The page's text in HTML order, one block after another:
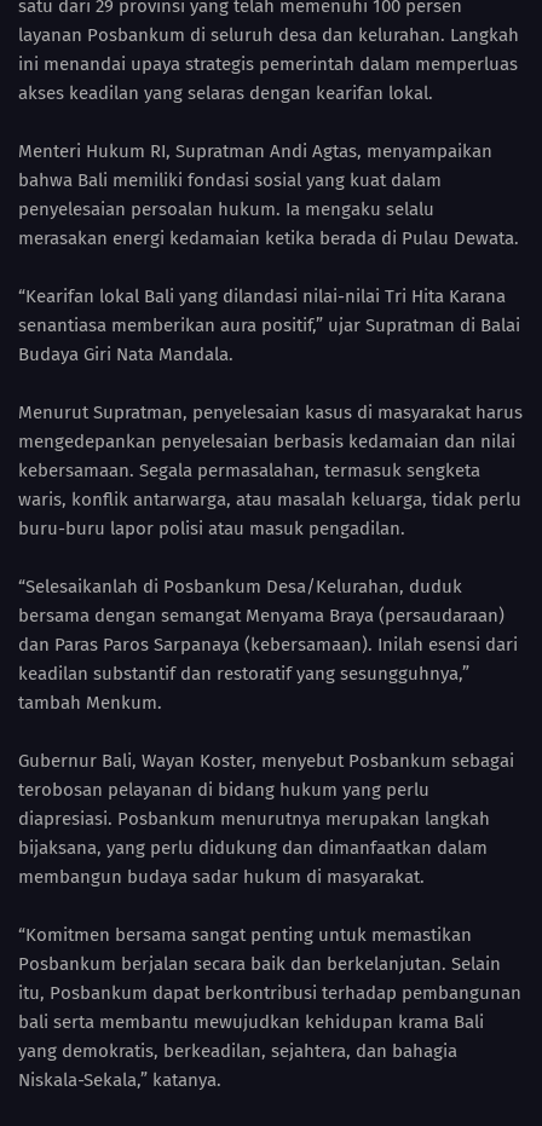
satu dari 29 provinsi yang telah memenuhi 100 persen
layanan Posbankum di seluruh desa dan kelurahan. Langkah
ini menandai upaya strategis pemerintah dalam memperluas
akses keadilan yang selaras dengan kearifan lokal.
Menteri Hukum RI, Supratman Andi Agtas, menyampaikan
bahwa Bali memiliki fondasi sosial yang kuat dalam
penyelesaian persoalan hukum. Ia mengaku selalu
merasakan energi kedamaian ketika berada di Pulau Dewata.
“Kearifan lokal Bali yang dilandasi nilai-nilai Tri Hita Karana
senantiasa memberikan aura positif,” ujar Supratman di Balai
Budaya Giri Nata Mandala.
Menurut Supratman, penyelesaian kasus di masyarakat harus
mengedepankan penyelesaian berbasis kedamaian dan nilai
kebersamaan. Segala permasalahan, termasuk sengketa
waris, konflik antarwarga, atau masalah keluarga, tidak perlu
buru-buru lapor polisi atau masuk pengadilan.
“Selesaikanlah di Posbankum Desa/Kelurahan, duduk
bersama dengan semangat Menyama Braya (persaudaraan)
dan Paras Paros Sarpanaya (kebersamaan). Inilah esensi dari
keadilan substantif dan restoratif yang sesungguhnya,”
tambah Menkum.
Gubernur Bali, Wayan Koster, menyebut Posbankum sebagai
terobosan pelayanan di bidang hukum yang perlu
diapresiasi. Posbankum menurutnya merupakan langkah
bijaksana, yang perlu didukung dan dimanfaatkan dalam
membangun budaya sadar hukum di masyarakat.
“Komitmen bersama sangat penting untuk memastikan
Posbankum berjalan secara baik dan berkelanjutan. Selain
itu, Posbankum dapat berkontribusi terhadap pembangunan
bali serta membantu mewujudkan kehidupan krama Bali
yang demokratis, berkeadilan, sejahtera, dan bahagia
Niskala-Sekala,” katanya.